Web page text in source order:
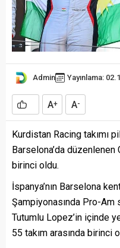
Admin Yayınlama:
A+ A-
Kurdistan Racing takımı
Barselona’da düzenlenen
birinci oldu.
İspanya’nın Barselona
Şampiyonasında Pro-Am
Tutumlu Lopez’in içinde
55 takım arasında birinci